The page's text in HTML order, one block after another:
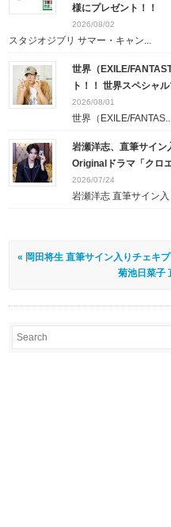
様にプレゼント！！
2026/08/02
スタジオジブリ サマー・キャン...
世界（EXILE/
ト！！ 世界スペシャ
2026/08/01
世界（EXILE/
岩瀬洋志、直筆サイ
Originalドラマ「クロエ
2026/07/24
岩瀬洋志 直筆サイン
« 岡田将生 直筆サイン入りチェキ
菊池日菜子